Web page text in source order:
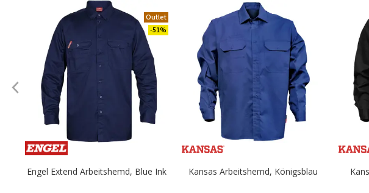
Outlet
-51%
Engel Extend Arbeitshemd, Blue Ink Kansas Arbeitshemd, Königsblau